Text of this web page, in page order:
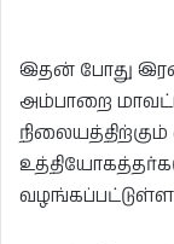
இதன் போது
அம்பாறை